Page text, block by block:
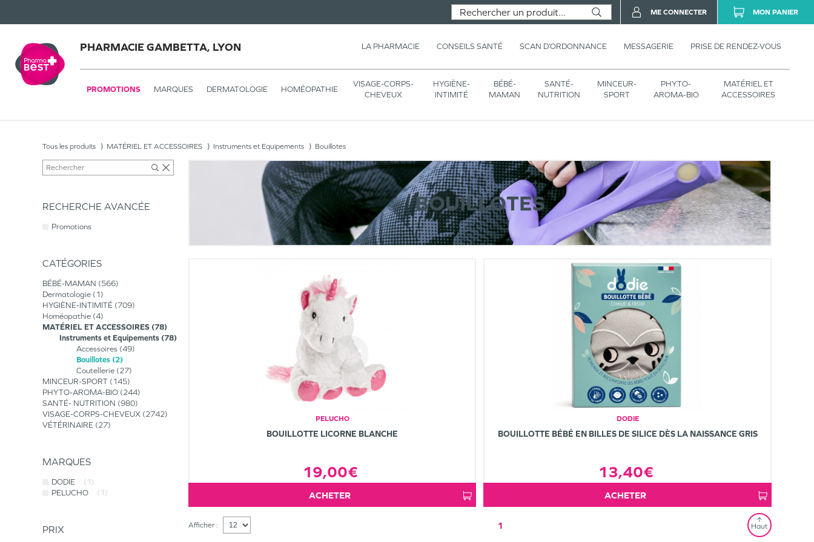
PHARMACIE GAMBETTA, LYON LA PHARMACIE CONSEILS SANTÉ SCAN D’ORDONNANCE MESSAGERIE PRISE DE RENDEZ-VOUS
PROMOTIONS MARQUES DERMATOLOGIE HOMÉOPATHIE
VISAGE-CORPS-
CHEVEUX
HYGIÈNE-
INTIMITÉ
BÉBÉ-
MAMAN
SANTÉ-
NUTRITION
MINCEUR-
SPORT
PHYTO-
AROMA-BIO
MATÉRIEL ET
ACCESSOIRES
ME CONNECTER MON PANIER
Tous les produits MATÉRIEL ET ACCESSOIRES Instruments et Equipements Bouillotes
RECHERCHE AVANCÉE
Promotions
CATÉGORIES
BÉBÉ-MAMAN
566
Dermatologie
1
HYGIÈNE-INTIMITÉ 709
Homéopathie 4
MATÉRIEL ET ACCESSOIRES 78
Instruments et Equipements 78
Accessoires 49
Bouillotes 2
Coutellerie 27
MINCEUR-SPORT
145
PHYTO-AROMA-BIO 244
SANTÉ- NUTRITION 980
VISAGE-CORPS-CHEVEUX 2742
VÉTÉRINAIRE 27
MARQUES
DODIE
(1)
PELUCHO
(1)
PRIX
BOUILLOTES
PELUCHO
BOUILLOTTE LICORNE BLANCHE
19,00€
ACHETER
DODIE
BOUILLOTTE BÉBÉ EN BILLES DE SILICE DÈS LA NAISSANCE GRIS
13,40€
ACHETER
Afficher : 1 Haut